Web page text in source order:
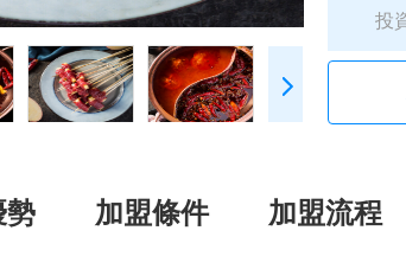
投
勢 加盟條件 加盟流程